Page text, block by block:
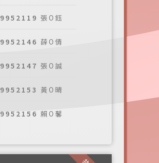
9952119 張O鈺
9952146 薛O倩
9952147 張O誠
9952153 黃O晴
9952156 賴O馨